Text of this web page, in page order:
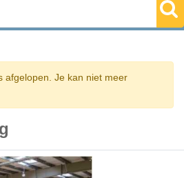
afgelopen. Je kan niet meer